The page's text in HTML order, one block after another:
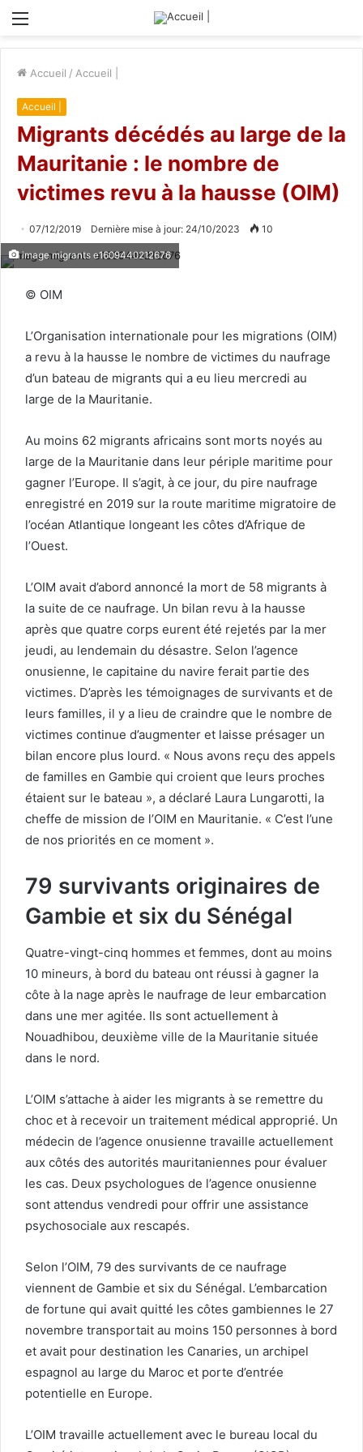
Menu
Accueil / Accueil |
Accueil |
Migrants décédés au large de la
Mauritanie : le nombre de
victimes revu à la hausse (OIM)
07/12/2019 Dernière mise à jour: 24/10/2023 10
image migrants e1609440212676
© OIM
L’Organisation internationale pour les migrations (OIM)
a revu à la hausse le nombre de victimes du naufrage
d’un bateau de migrants qui a eu lieu mercredi au
large de la Mauritanie.
Au moins 62 migrants africains sont morts noyés au
large de la Mauritanie dans leur périple maritime pour
gagner l’Europe. Il s’agit, à ce jour, du pire naufrage
enregistré en 2019 sur la route maritime migratoire de
l’océan Atlantique longeant les côtes d’Afrique de
l’Ouest.
L’OIM avait d’abord annoncé la mort de 58 migrants à
la suite de ce naufrage. Un bilan revu à la hausse
après que quatre corps eurent été rejetés par la mer
jeudi, au lendemain du désastre. Selon l’agence
onusienne, le capitaine du navire ferait partie des
victimes. D’après les témoignages de survivants et de
leurs familles, il y a lieu de craindre que le nombre de
victimes continue d’augmenter et laisse présager un
bilan encore plus lourd. « Nous avons reçu des appels
de familles en Gambie qui croient que leurs proches
étaient sur le bateau », a déclaré Laura Lungarotti, la
cheffe de mission de l’OIM en Mauritanie. « C’est l’une
de nos priorités en ce moment ».
79 survivants originaires de
Gambie et six du Sénégal
Quatre-vingt-cinq hommes et femmes, dont au moins
10 mineurs, à bord du bateau ont réussi à gagner la
côte à la nage après le naufrage de leur embarcation
dans une mer agitée. Ils sont actuellement à
Nouadhibou, deuxième ville de la Mauritanie située
dans le nord.
L’OIM s’attache à aider les migrants à se remettre du
choc et à recevoir un traitement médical approprié. Un
médecin de l’agence onusienne travaille actuellement
aux côtés des autorités mauritaniennes pour évaluer
les cas. Deux psychologues de l’agence onusienne
sont attendus vendredi pour offrir une assistance
psychosociale aux rescapés.
Selon l’OIM, 79 des survivants de ce naufrage
viennent de Gambie et six du Sénégal. L’embarcation
de fortune qui avait quitté les côtes gambiennes le 27
novembre transportait au moins 150 personnes à bord
et avait pour destination les Canaries, un archipel
espagnol au large du Maroc et porte d’entrée
potentielle en Europe.
L’OIM travaille actuellement avec le bureau local du